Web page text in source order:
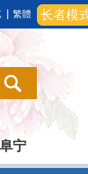
长者模
繁體
宁